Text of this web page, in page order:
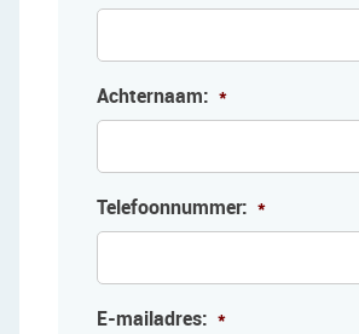
Achternaam: *
Telefoonnummer: *
E-mailadres: *